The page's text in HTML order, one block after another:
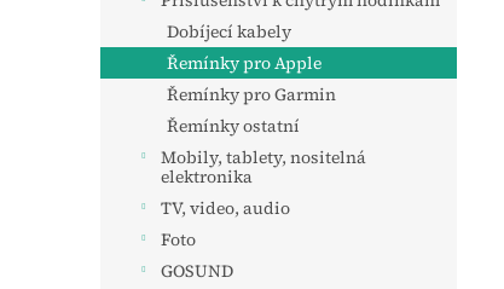
Dobíjecí kabely
Řemínky pro Apple
Řemínky pro Garmin
Řemínky ostatní
Mobily, tablety, nositelná
elektronika
TV, video, audio
Foto
GOSUND